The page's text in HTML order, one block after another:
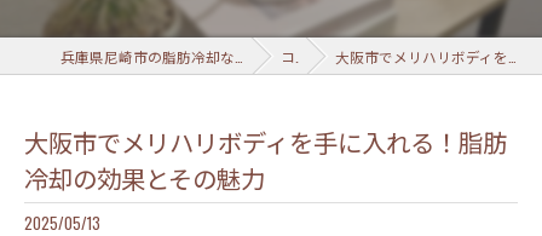
コラム 大阪市でメリハリボディを手に入れる！脂肪冷却の効果とその魅力
大阪市でメリハリボディを手に入れる！脂肪
冷却の効果とその魅力
2025/05/13